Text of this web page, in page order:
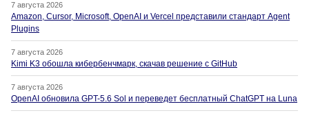
7 августа 2026
Amazon, Cursor, Microsoft, OpenAI и Vercel представили стандарт Agent
Plugins
7 августа 2026
Kimi K3 обошла кибербенчмарк, скачав решение с GitHub
7 августа 2026
OpenAI обновила GPT-5.6 Sol и переведет бесплатный ChatGPT на Luna